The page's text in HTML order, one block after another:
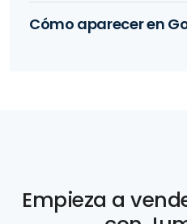
Cómo aparecer en
Empieza a